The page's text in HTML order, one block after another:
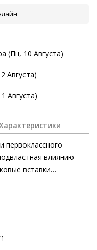
будем
на
(Пн, 10 Августа)
Августа)
Августа)
первоклассного
влиянию
вставки
акцента, который
Миниатюрный
серых ботильонов, в
защищает от
дня также